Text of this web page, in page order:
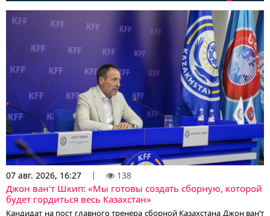
07 авг. 2026, 16:27 138
Джон ван’т Шкип: «Мы готовы создать сборную, которой
будет гордиться весь Казахстан»
Кандидат на пост главного тренера сборной Казахстана Джон ван’т